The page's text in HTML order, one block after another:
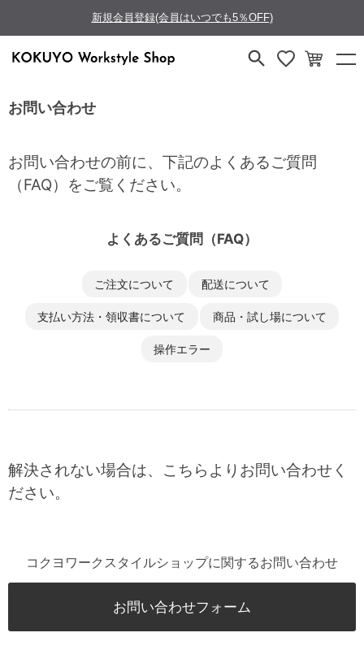
新規会員登録(会員はいつでも5％OFF)
お問い合わせ
お問い合わせの前に、下記のよくあるご質問
（FAQ）をご覧ください。
よくあるご質問（FAQ）
ご注文について 配送について
支払い方法・領収書について 商品・試し場について
操作エラー
解決されない場合は、こちらよりお問い合わせく
ださい。
コクヨワークスタイルショップに関するお問い合わせ
お問い合わせフォーム